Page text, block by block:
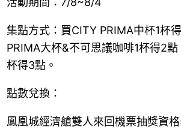
集點方式：買CITY PRIMA中杯1杯
PRIMA大杯&不可思議咖啡1杯得2點
杯得3點。
點數兌換：
鳳凰城經濟艙雙人來回機票抽獎資